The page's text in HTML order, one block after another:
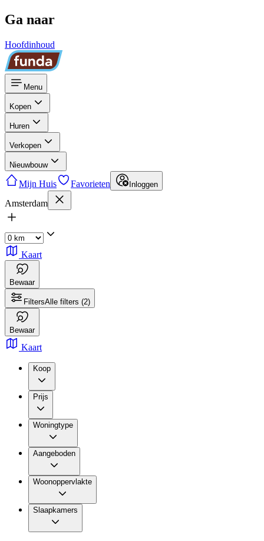
Ga naar
Hoofdinhoud
Menu
Kopen
Huren
Verkopen
Nieuwbouw
Mijn Huis Favorieten Inloggen
Amsterdam
Kaart
Bewaar
FiltersAlle filters (2)
Bewaar
Kaart
Koop
Prijs
Woningtype
Aangeboden
Woonoppervlakte
Slaapkamers